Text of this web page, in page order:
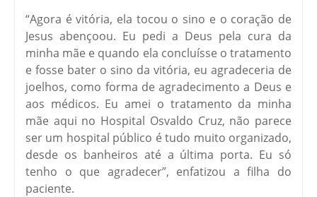
“Agora é vitória, ela tocou o sino e o coração de
Jesus abençoou. Eu pedi a Deus pela cura da
minha mãe e quando ela concluísse o tratamento
e fosse bater o sino da vitória, eu agradeceria de
joelhos, como forma de agradecimento a Deus e
aos médicos. Eu amei o tratamento da minha
mãe aqui no Hospital Osvaldo Cruz, não parece
ser um hospital público é tudo muito organizado,
desde os banheiros até a última porta. Eu só
tenho o que agradecer”, enfatizou a filha do
paciente.